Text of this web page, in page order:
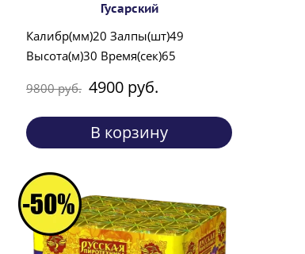
Гусарский
Калибр(мм)20 Залпы(шт)49
Высота(м)30 Время(сек)65
9800 руб. 4900 руб.
В корзину